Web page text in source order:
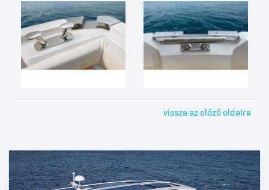
vissza az előző oldalra